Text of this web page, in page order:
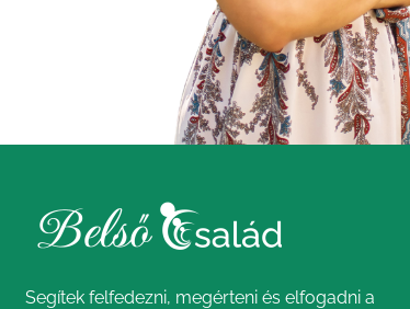
Segítek felfedezni, megérteni és elfogadni a